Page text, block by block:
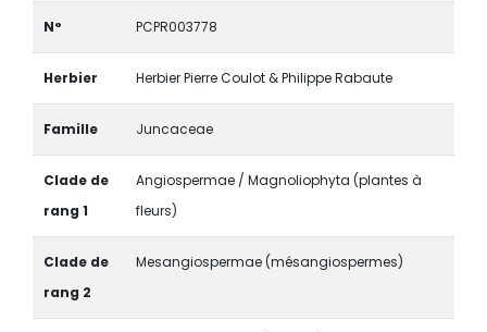
N° PCPR003778
Herbier Herbier Pierre Coulot & Philippe Rabaute
Famille Juncaceae
Clade de
rang 1
Angiospermae / Magnoliophyta (plantes à
fleurs)
Clade de
rang 2
Mesangiospermae (mésangiospermes)